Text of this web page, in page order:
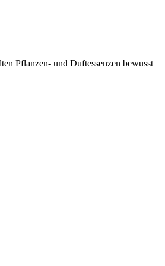
Pflanzen- und Duftessenzen bewusst